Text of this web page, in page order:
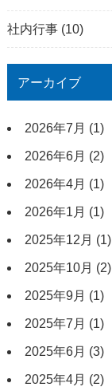
社内行事(10)
アーカイブ
2026年7月 (1)
2026年6月 (2)
2026年4月 (1)
2026年1月 (1)
2025年12月 (1)
2025年10月 (2)
2025年9月 (1)
2025年7月 (1)
2025年6月 (3)
2025年4月 (2)